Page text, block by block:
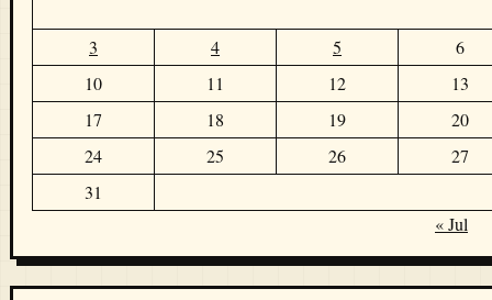
3 4 5
6
10
11 12
13
17
18 19
20
24
25 26
27
31
« Jul